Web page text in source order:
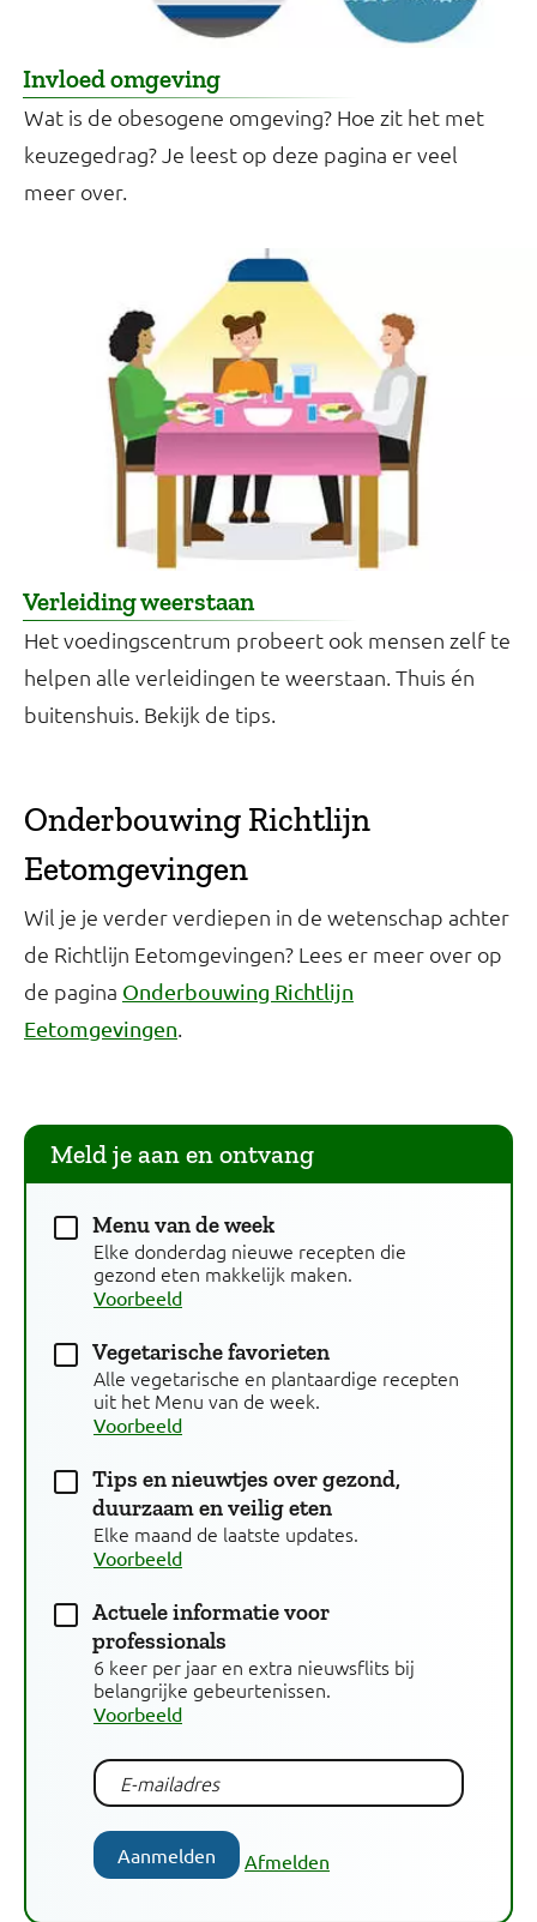
Invloed omgeving
Wat is de obesogene omgeving? Hoe zit het met
keuzegedrag? Je leest op deze pagina er veel
meer over.
Verleiding weerstaan
Het voedingscentrum probeert ook mensen zelf te
helpen alle verleidingen te weerstaan. Thuis én
buitenshuis. Bekijk de tips.
Onderbouwing Richtlijn
Eetomgevingen
Wil je je verder verdiepen in de wetenschap achter
de Richtlijn Eetomgevingen? Lees er meer over op
de pagina Onderbouwing Richtlijn
Eetomgevingen
Meld je aan en ontvang
Menu van de week
Elke donderdag nieuwe recepten die
gezond eten makkelijk maken.
Voorbeeld
Vegetarische favorieten
Alle vegetarische en plantaardige recepten
uit het Menu van de week.
Voorbeeld
Tips en nieuwtjes over gezond,
duurzaam en veilig eten
Elke maand de laatste updates.
Voorbeeld
Actuele informatie voor
professionals
6 keer per jaar en extra nieuwsflits bij
belangrijke gebeurtenissen.
Voorbeeld
Aanmelden Afmelden